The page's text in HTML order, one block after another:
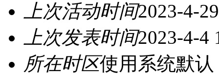
上次活动时间2023-4-
上次发表时间2023-4-4
所在时区使用系统默认